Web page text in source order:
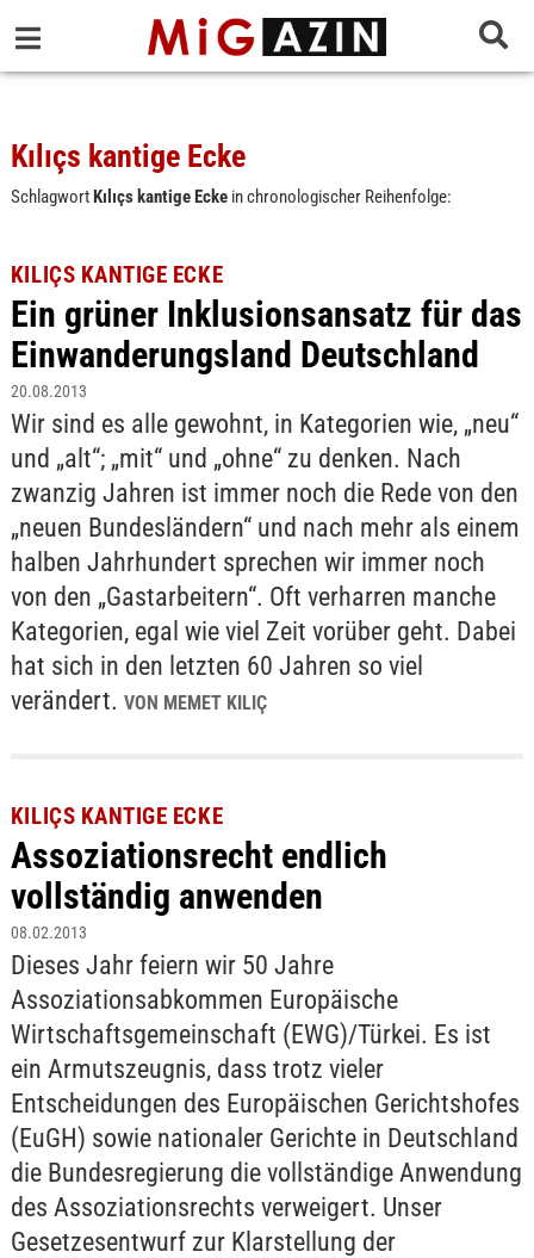
Kılıçs kantige Ecke
SchlagwortKılıçs kantige Eckein chronologischer Reihenfolge:
KILIÇS KANTIGE ECKE
Ein grüner Inklusionsansatz für das
Einwanderungsland Deutschland
20.08.2013
Wir sind es alle gewohnt, in Kategorien wie, „neu“
und „alt“; „mit“ und „ohne“ zu denken. Nach
zwanzig Jahren ist immer noch die Rede von den
„neuen Bundesländern“ und nach mehr als einem
halben Jahrhundert sprechen wir immer noch
von den „Gastarbeitern“. Oft verharren manche
Kategorien, egal wie viel Zeit vorüber geht. Dabei
hat sich in den letzten 60 Jahren so viel
verändert. VON MEMET KILIÇ
KILIÇS KANTIGE ECKE
Assoziationsrecht endlich
vollständig anwenden
08.02.2013
Dieses Jahr feiern wir 50 Jahre
Assoziationsabkommen Europäische
Wirtschaftsgemeinschaft (EWG)/Türkei. Es ist
ein Armutszeugnis, dass trotz vieler
Entscheidungen des Europäischen Gerichtshofes
(EuGH) sowie nationaler Gerichte in Deutschland
die Bundesregierung die vollständige Anwendung
des Assoziationsrechts verweigert. Unser
Gesetzesentwurf zur Klarstellung der